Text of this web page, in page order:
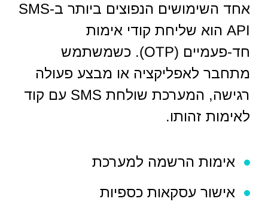
אחד השימושים הנפוצים ביותר ב-SMS
API הוא שליחת קודי אימות
חד-פעמיים (OTP). כשמשתמש
מתחבר לאפליקציה או מבצע פעולה
רגישה, המערכת שולחת SMS עם קוד
לאימות זהותו.
אימות הרשמה למערכת
אישור עסקאות כספיות